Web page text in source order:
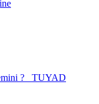
?
TUYAD